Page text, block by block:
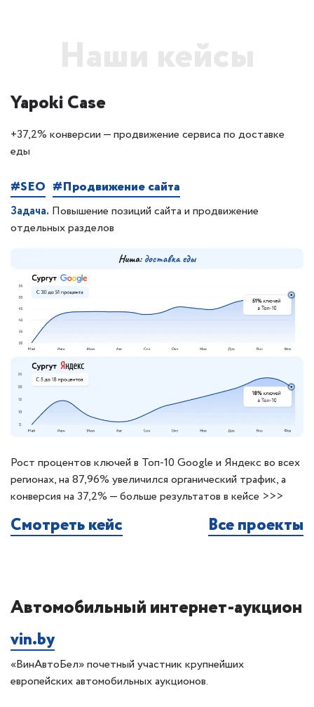
Yapoki Case
+37,2% конверсии — продвижение сервиса по доставке
еды
#SEO #Продвижение сайта
Задача. Повышение позиций сайта и продвижение
отдельных разделов
Рост процентов ключей в Топ-10 Google и Яндекс во всех
регионах, на 87,96% увеличился органический трафик, а
конверсия на 37,2% — больше результатов в кейсе >>>
Смотреть кейс Все проекты
Автомобильный интернет-аукцион
vin.by
«ВинАвтоБел» почетный участник крупнейших
европейских автомобильных аукционов.